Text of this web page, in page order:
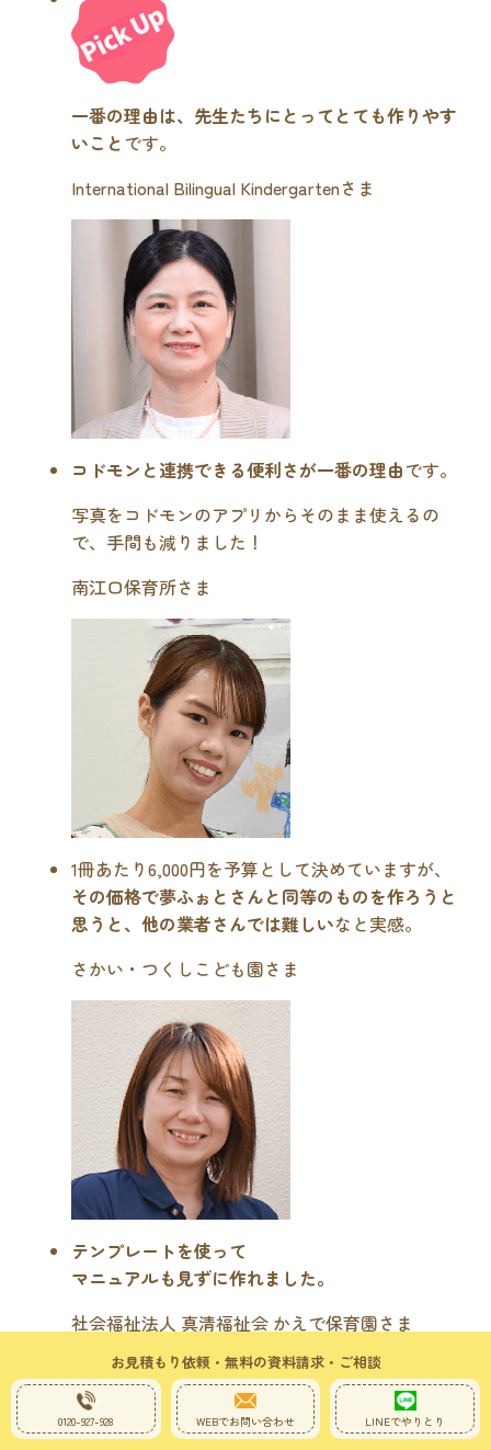
お見積もり依頼・無料の資料請求・ご相談
0120-927-928 WEBでお問い合わせ LINEでやりとり
一番の理由は、先生たちにとってとても作りやす
いことです。
International Bilingual Kindergartenさま
コドモンと連携できる便利さが一番の理由です。
写真をコドモンのアプリからそのまま使えるの
で、手間も減りました！
南江口保育所さま
1冊あたり6,000円を予算として決めていますが、
その価格で夢ふぉとさんと同等のものを作ろうと
思うと、他の業者さんでは難しいなと実感。
さかい・つくしこども園さま
テンプレートを使って
マニュアルも見ずに作れました。
社会福祉法人 真清福祉会 かえで保育園さま